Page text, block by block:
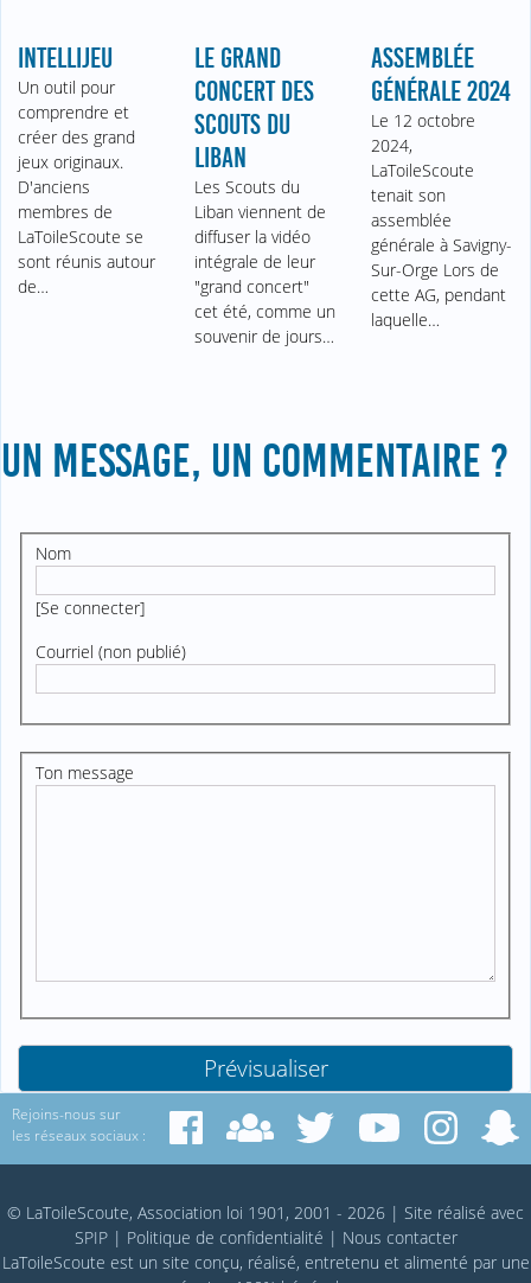
INTELLIJEU
Un outil pour
comprendre et
créer des grand
jeux originaux.
D'anciens
membres de
LaToileScoute se
sont réunis autour
de…
LE GRAND
CONCERT DES
SCOUTS DU
LIBAN
Les Scouts du
Liban viennent de
diffuser la vidéo
intégrale de leur
"grand concert"
cet été, comme un
souvenir de jours…
ASSEMBLÉE
GÉNÉRALE 2024
Le 12 octobre
2024,
LaToileScoute
tenait son
assemblée
générale à Savigny-
Sur-Orge Lors de
cette AG, pendant
laquelle…
UN MESSAGE, UN COMMENTAIRE ?
Nom
[Se connecter]
Courriel (non publié)
Ton message
Rejoins-nous sur
les réseaux sociaux :
© LaToileScoute, Association loi 1901, 2001 - 2026 | Site réalisé avec
SPIP| Politique de confidentialité | Nous contacter
LaToileScoute est un site conçu, réalisé, entretenu et alimenté par une